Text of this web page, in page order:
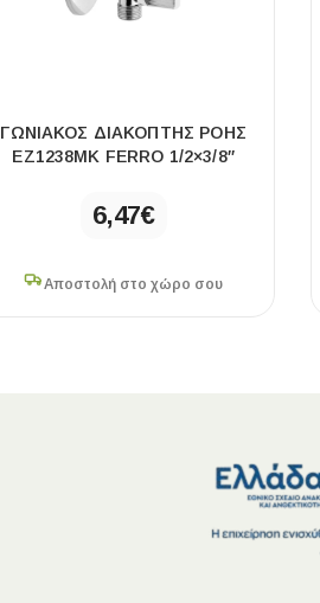
ΓΩΝΙΑΚΌΣ ΔΙΑΚΌΠΤΗΣ ΡΟΉΣ
EZ1238MK FERRO 1/2×3/8″
6,47€
Αποστολή στο χώρο σου